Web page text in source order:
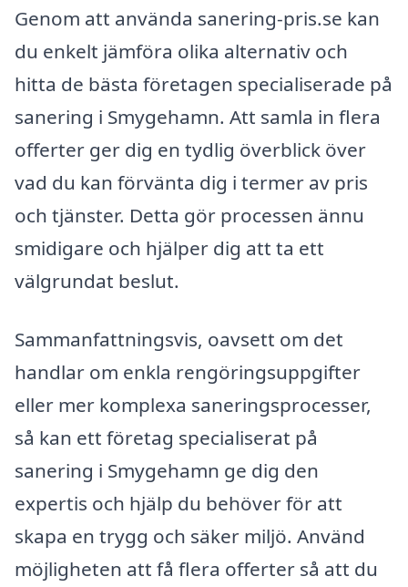
Genom att använda sanering-pris.se kan
du enkelt jämföra olika alternativ och
hitta de bästa företagen specialiserade på
sanering i Smygehamn. Att samla in flera
offerter ger dig en tydlig överblick över
vad du kan förvänta dig i termer av pris
och tjänster. Detta gör processen ännu
smidigare och hjälper dig att ta ett
välgrundat beslut.
Sammanfattningsvis, oavsett om det
handlar om enkla rengöringsuppgifter
eller mer komplexa saneringsprocesser,
så kan ett företag specialiserat på
sanering i Smygehamn ge dig den
expertis och hjälp du behöver för att
skapa en trygg och säker miljö. Använd
möjligheten att få flera offerter så att du